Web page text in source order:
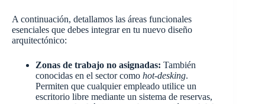
A continuación, detallamos las áreas funcionales
esenciales que debes integrar en tu nuevo diseño
arquitectónico:
Zonas de trabajo no asignadas: También
conocidas en el sector como hot-desking.
Permiten que cualquier empleado utilice un
escritorio libre mediante un sistema de reservas,